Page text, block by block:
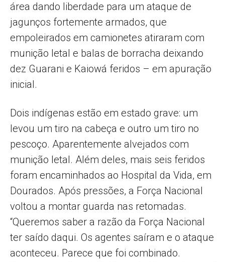
área dando liberdade para um ataque de
jagunços fortemente armados, que
empoleirados em camionetes atiraram com
munição letal e balas de borracha deixando
dez Guarani e Kaiowá feridos – em apuração
inicial.
Dois indígenas estão em estado grave: um
levou um tiro na cabeça e outro um tiro no
pescoço. Aparentemente alvejados com
munição letal. Além deles, mais seis feridos
foram encaminhados ao Hospital da Vida, em
Dourados. Após pressões, a Força Nacional
voltou a montar guarda nas retomadas.
“Queremos saber a razão da Força Nacional
ter saído daqui. Os agentes saíram e o ataque
aconteceu. Parece que foi combinado.